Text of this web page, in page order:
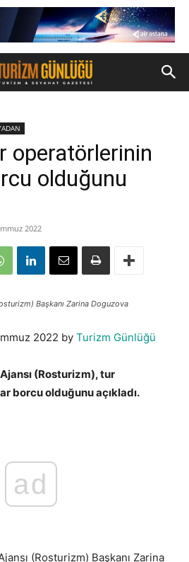
operatörlerinin
olduğunu
2022
Başkanı Zarina Doguzova
2022 by Turizm Günlüğü
(Rosturizm), tur
borcu olduğunu açıkladı.
ad
(Rosturizm) Başkanı Zarina